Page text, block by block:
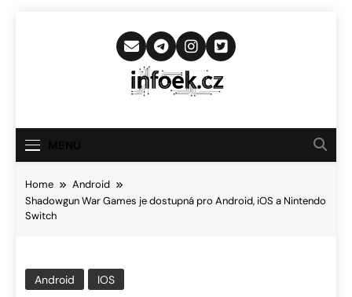
Infoek.cz
Novinkám
Home
Android
Shadowgun War Games je dostupná pro Android, iOS a Nintendo
Switch
Android IOS